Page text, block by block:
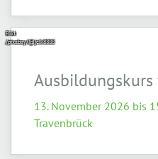
Bild:
/pixabay/@jclk8888
13. November 2026 bis
Travenbrück